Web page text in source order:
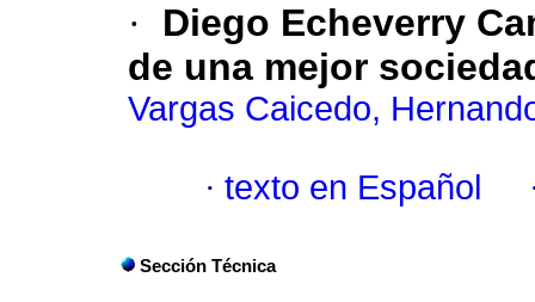
·
Diego Echeverry
de una mejor
Vargas Caicedo,
· texto en Español
Sección Técnica